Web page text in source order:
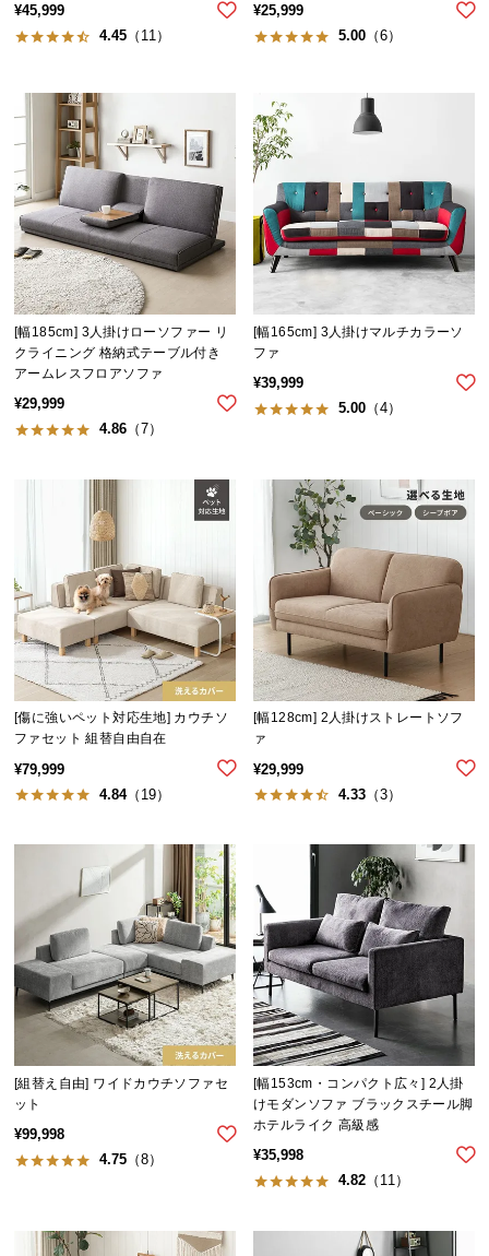
規
約
つ
お
客
様
サ
ポ
ー
ト
ロ
グ
企
情
報
o.,
¥45,999
4.45 （11）
¥25,999
5.00 （6）
[幅185cm] 3人掛けローソファー リ
クライニング 格納式テーブル付き
アームレスフロアソファ
¥29,999
4.86 （7）
[幅165cm] 3人掛けマルチカラーソ
ファ
¥39,999
5.00 （4）
[傷に強いペット対応生地] カウチソ
ファセット 組替自由自在
¥79,999
4.84（19）
[幅128cm] 2人掛けストレートソフ
ァ
¥29,999
4.33 （3）
[組替え自由] ワイドカウチソファセ
ット
¥99,998
4.75 （8）
[幅153cm・コンパクト広々] 2人掛
けモダンソファ ブラックスチール脚
ホテルライク 高級感
¥35,998
4.82 （11）